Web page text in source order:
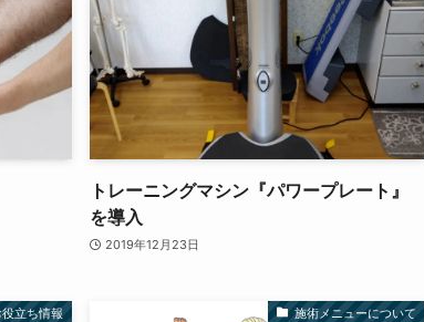
トレーニングマシン『パワープレート』
を導入
2019年12月23日
立ち情報 施術メニューについて